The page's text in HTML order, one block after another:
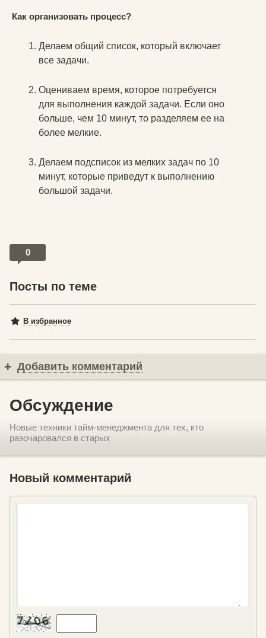
Как организовать процесс?
Делаем общий список, который включает
все задачи.
Оцениваем время, которое потребуется
для выполнения каждой задачи. Если оно
больше, чем 10 минут, то разделяем ее на
более мелкие.
Делаем подсписок из мелких задач по 10
минут, которые приведут к выполнению
большой задачи.
0
Посты по теме
В избранное
Добавить комментарий
Обсуждение
Новые техники тайм-менеджмента для тех, кто
разочаровался в старых
Новый комментарий